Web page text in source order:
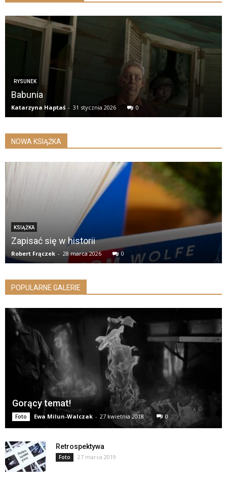
RYSUNEK
Babunia
Katarzyna Haptaś - 31 stycznia 2026 0
NOWA KSIĄŻKA
KSIĄŻKA
Zapisać się w historii
Robert Frączek - 28 marca 2026 0
POPULARNE GALERIE
Gorący temat!
Foto Ewa Milun-Walczak - 27 kwietnia 2018 0
Retrospektywa
Foto 27 marca 2019